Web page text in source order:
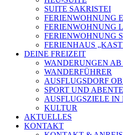
SUITE SAKRISTEI
FERIENWOHNUNG
FERIENWOHNUNG
FERIENWOHNUNG
FERIENHAUS
DEINE FREIZEIT
WANDERUNGEN AB
WANDERFÜHRER
AUSFLUGSDORF
SPORT UND
AUSFLUGSZIELE IN
KULTUR
AKTUELLES
KONTAKT